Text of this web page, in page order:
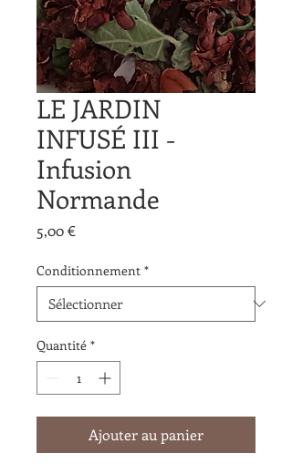
LE JARDIN
INFUSÉ III -
Infusion
Normande
5,00 €Prix
Conditionnement *
Quantité *
Ajouter au panier